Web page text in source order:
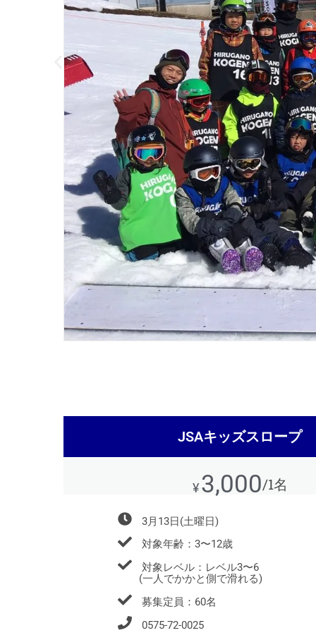
JSAキッズスロープ
¥ 3,000/1名
3月13日(土曜日)
対象年齢：3〜12歳
対象レベル：レベル3〜6
(一人でかかと側で滑れる)
募集定員：60名
0575-72-0025